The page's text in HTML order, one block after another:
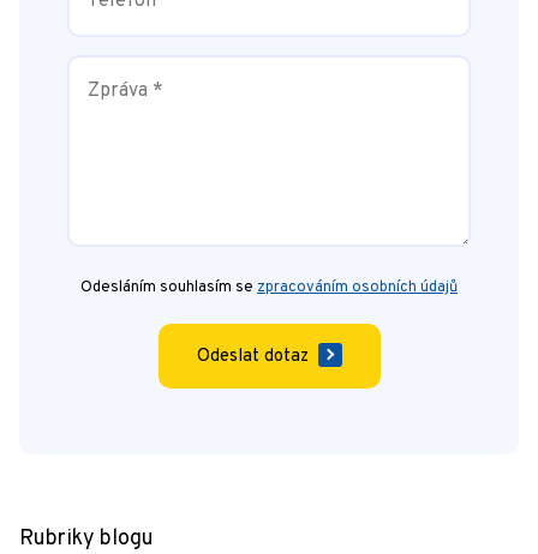
Odesláním souhlasím se zpracováním osobních údajů
Odeslat dotaz
Rubriky blogu